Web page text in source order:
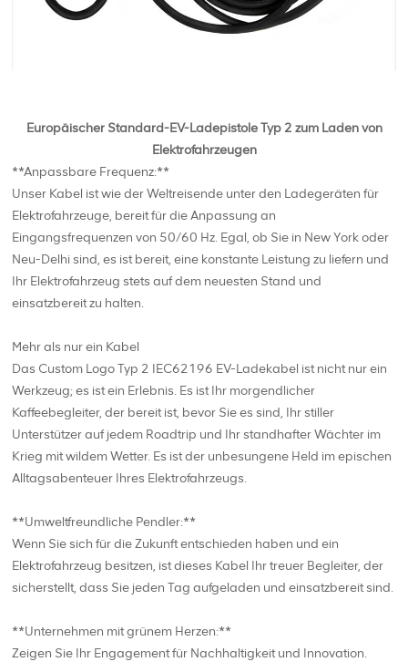
Europäischer Standard-EV-Ladepistole Typ 2 zum Laden von
Elektrofahrzeugen
**Anpassbare Frequenz:**
Unser Kabel ist wie der Weltreisende unter den Ladegeräten für
Elektrofahrzeuge, bereit für die Anpassung an
Eingangsfrequenzen von 50/60 Hz. Egal, ob Sie in New York oder
Neu-Delhi sind, es ist bereit, eine konstante Leistung zu liefern und
Ihr Elektrofahrzeug stets auf dem neuesten Stand und
einsatzbereit zu halten.
Mehr als nur ein Kabel
Das Custom Logo Typ 2 IEC62196 EV-Ladekabel ist nicht nur ein
Werkzeug; es ist ein Erlebnis. Es ist Ihr morgendlicher
Kaffeebegleiter, der bereit ist, bevor Sie es sind, Ihr stiller
Unterstützer auf jedem Roadtrip und Ihr standhafter Wächter im
Krieg mit wildem Wetter. Es ist der unbesungene Held im epischen
Alltagsabenteuer Ihres Elektrofahrzeugs.
**Umweltfreundliche Pendler:**
Wenn Sie sich für die Zukunft entschieden haben und ein
Elektrofahrzeug besitzen, ist dieses Kabel Ihr treuer Begleiter, der
sicherstellt, dass Sie jeden Tag aufgeladen und einsatzbereit sind.
**Unternehmen mit grünem Herzen:**
Zeigen Sie Ihr Engagement für Nachhaltigkeit und Innovation.